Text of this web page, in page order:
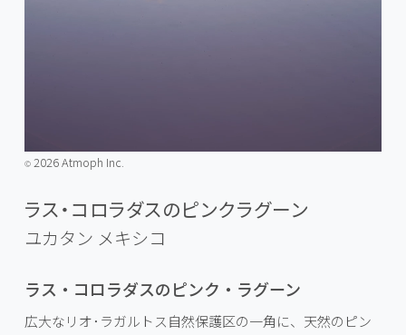
©️2026 Atmoph Inc.
ラス・コロラダスのピンクラグーン
ユカタン メキシコ
ラス・コロラダスのピンク・ラグーン
広大なリオ･ラガルトス自然保護区の一角に、天然のピン